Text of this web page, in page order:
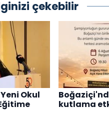
çekebilir
Okul
kutlama